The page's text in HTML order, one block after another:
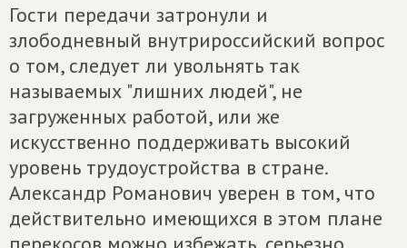
Гости передачи затронули и
злободневный внутрироссийский вопрос
о том, следует ли увольнять так
называемых "лишних людей", не
загруженных работой, или же
искусственно поддерживать высокий
уровень трудоустройства в стране.
Александр Романович уверен в том, что
действительно имеющихся в этом плане